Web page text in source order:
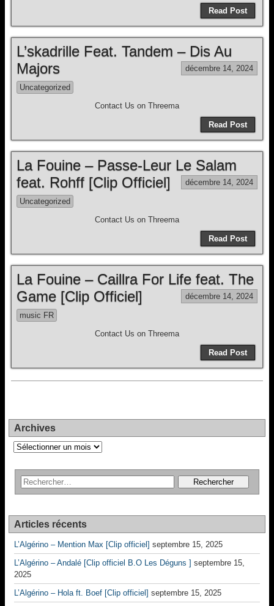
Read Post
L’skadrille Feat. Tandem – Dis Au
Majors
décembre 14, 2024
Uncategorized
Contact Us on Threema
Read Post
La Fouine – Passe-Leur Le Salam
feat. Rohff [Clip Officiel]
décembre 14, 2024
Uncategorized
Contact Us on Threema
Read Post
La Fouine – Caillra For Life feat. The
Game [Clip Officiel]
décembre 14, 2024
music FR
Contact Us on Threema
Read Post
Archives
Archives
Articles récents
L’Algérino – Mention Max [Clip officiel] septembre 15, 2025
L’Algérino – Andalé [Clip officiel B.O Les Déguns ] septembre 15,
2025
L’Algérino – Hola ft. Boef [Clip officiel] septembre 15, 2025